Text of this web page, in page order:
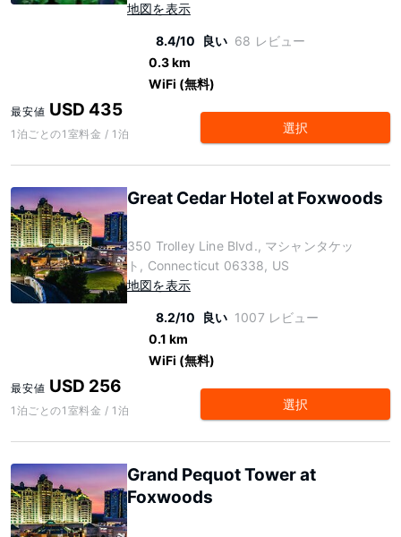
地図を表示
8.4/10 良い 68 レビュー
0.3 km
WiFi (無料)
最安値 USD 435
1泊ごとの1室料金 / 1泊 選択
Great Cedar Hotel at Foxwoods
350 Trolley Line Blvd., マシャンタケッ
ト, Connecticut 06338, US
地図を表示
8.2/10 良い 1007 レビュー
0.1 km
WiFi (無料)
最安値 USD 256
1泊ごとの1室料金 / 1泊 選択
Grand Pequot Tower at
Foxwoods